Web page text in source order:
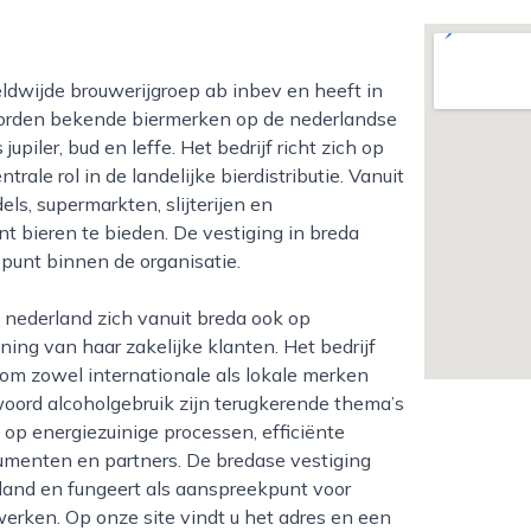
bekende biermerken op de nederlandse
bud en leffe. Het bedrijf richt zich op
rol in de landelijke bierdistributie. Vanuit
supermarkten, slijterijen en
bieren te bieden. De vestiging in breda
binnen de organisatie.
van haar zakelijke klanten. Het bedrijf
zowel internationale als lokale merken
alcoholgebruik zijn terugkerende thema’s
energiezuinige processen, efficiënte
en partners. De bredase vestiging
en fungeert als aanspreekpunt voor
Op onze site vindt u het adres en een